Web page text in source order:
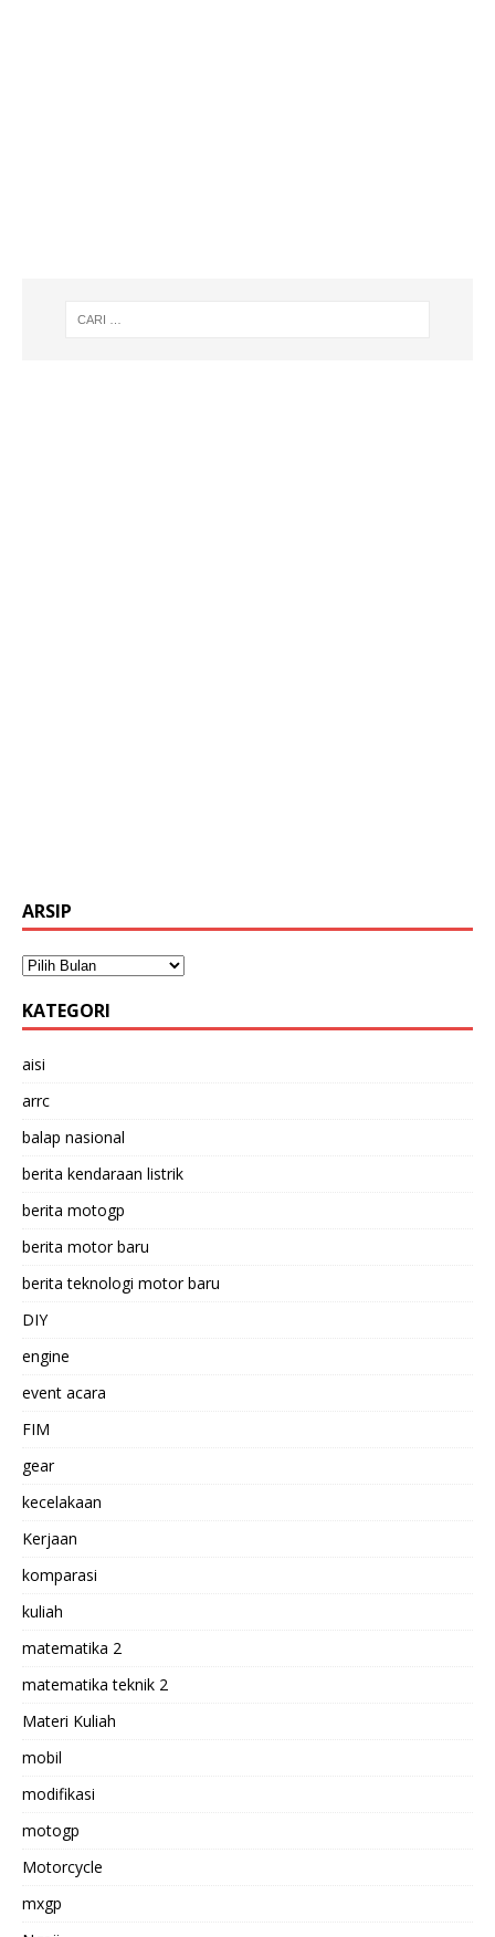
ARSIP
KATEGORI
aisi
arrc
balap nasional
berita kendaraan listrik
berita motogp
berita motor baru
berita teknologi motor baru
DIY
engine
event acara
FIM
gear
kecelakaan
Kerjaan
komparasi
kuliah
matematika 2
matematika teknik 2
Materi Kuliah
mobil
modifikasi
motogp
Motorcycle
mxgp